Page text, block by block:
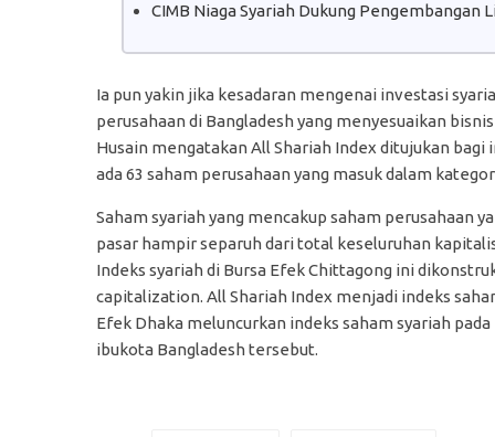
CIMB Niaga Syariah Dukung Pengembangan
Ia pun yakin jika kesadaran mengenai investasi
perusahaan di Bangladesh yang menyesuaikan
Husain mengatakan All Shariah Index ditujukan
ada 63 saham perusahaan yang masuk dalam
Saham syariah yang mencakup saham perusahaan
pasar hampir separuh dari total keseluruhan
Indeks syariah di Bursa Efek Chittagong ini
capitalization. All Shariah Index menjadi indeks
Efek Dhaka meluncurkan indeks saham syariah
ibukota Bangladesh tersebut.